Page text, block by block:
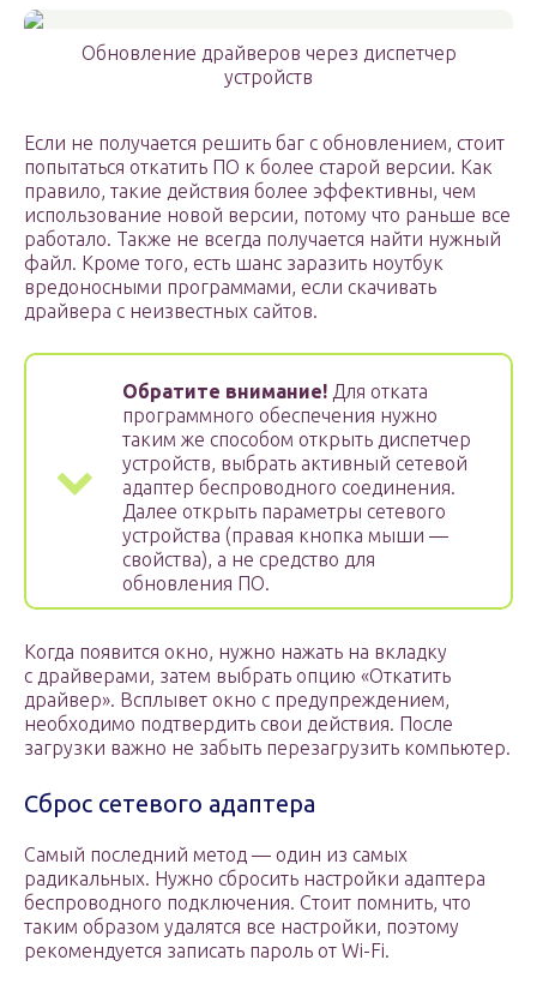
Обновление драйверов через диспетчер
устройств
Если не получается решить баг с обновлением, стоит
попытаться откатить ПО к более старой версии. Как
правило, такие действия более эффективны, чем
использование новой версии, потому что раньше все
работало. Также не всегда получается найти нужный
файл. Кроме того, есть шанс заразить ноутбук
вредоносными программами, если скачивать
драйвера с неизвестных сайтов.
Обратите внимание! Для отката
программного обеспечения нужно
таким же способом открыть диспетчер
устройств, выбрать активный сетевой
адаптер беспроводного соединения.
Далее открыть параметры сетевого
устройства (правая кнопка мыши —
свойства), а не средство для
обновления ПО.
Когда появится окно, нужно нажать на вкладку
с драйверами, затем выбрать опцию «Откатить
драйвер». Всплывет окно с предупреждением,
необходимо подтвердить свои действия. После
загрузки важно не забыть перезагрузить компьютер.
Сброс сетевого адаптера
Самый последний метод — один из самых
радикальных. Нужно сбросить настройки адаптера
беспроводного подключения. Стоит помнить, что
таким образом удалятся все настройки, поэтому
рекомендуется записать пароль от Wi-Fi.